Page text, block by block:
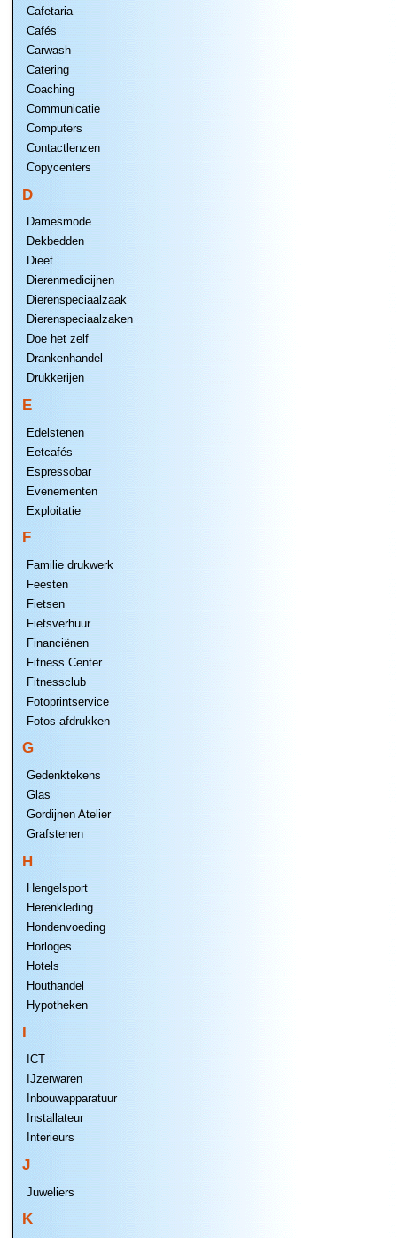
Cafetaria
Cafés
Carwash
Catering
Coaching
Communicatie
Computers
Contactlenzen
Copycenters
D
Damesmode
Dekbedden
Dieet
Dierenmedicijnen
Dierenspeciaalzaak
Dierenspeciaalzaken
Doe het zelf
Drankenhandel
Drukkerijen
E
Edelstenen
Eetcafés
Espressobar
Evenementen
Exploitatie
F
Familie drukwerk
Feesten
Fietsen
Fietsverhuur
Financiënen
Fitness Center
Fitnessclub
Fotoprintservice
Fotos afdrukken
G
Gedenktekens
Glas
Gordijnen Atelier
Grafstenen
H
Hengelsport
Herenkleding
Hondenvoeding
Horloges
Hotels
Houthandel
Hypotheken
I
ICT
IJzerwaren
Inbouwapparatuur
Installateur
Interieurs
J
Juweliers
K